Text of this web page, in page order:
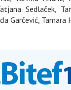
Sedlaček,
Garčević, Tamara